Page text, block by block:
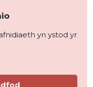
yn ystod yr